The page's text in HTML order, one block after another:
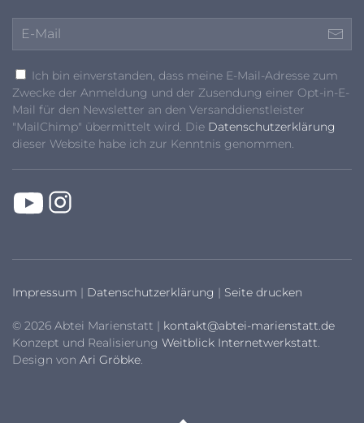
Ich bin einverstanden, dass meine E-Mail-Adresse zum
Zwecke der Anmeldung und der Zusendung einer Opt-in-E-
Mail für den Newsletter an den Versanddienstleister
"MailChimp" übermittelt wird. Die Datenschutzerklärung
dieser Website habe ich zur Kenntnis genommen.
Impressum | Datenschutzerklärung | Seite drucken
© 2026 Abtei Marienstatt | kontakt@abtei-marienstatt.de
Konzept und Realisierung Weitblick Internetwerkstatt.
Design von Ari Gröbke.